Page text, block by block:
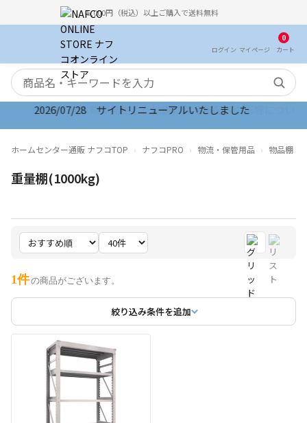
5,000円（税込）以上ご購入で送料無料
ログイン マイ ページ
0
カート
検索キーワード
2026/07/28 サイトリニューアルいたしました
ホームセンター通販 ナフコTOP ナフコPRO 物流・保管用品 物品棚
重量棚(1000kg)
1件の商品がございます。
絞り込み条件を追加